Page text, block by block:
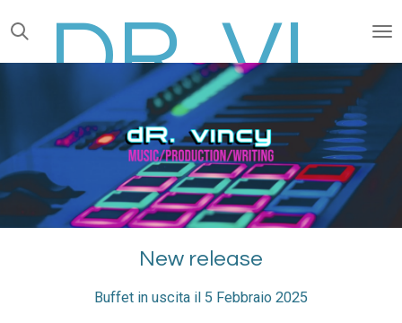
Vai
al
contenuto
New release
Buffet in uscita il 5 Febbraio 2025